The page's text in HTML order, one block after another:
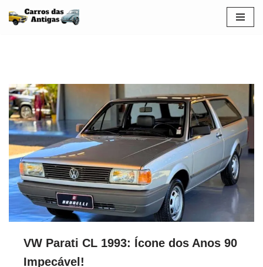
VW Parati CL 1993: Ícone dos Anos 90
Impecável!